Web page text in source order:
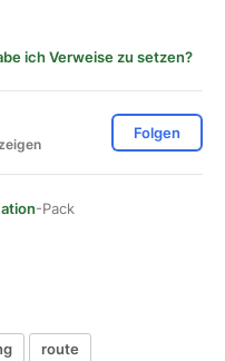
ich Verweise zu setzen?
Folgen
-Pack
route